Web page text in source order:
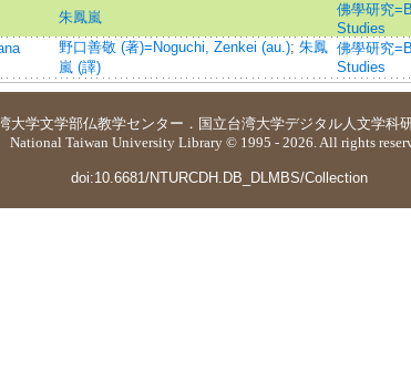
朱鳳嵐
佛學研究
Studies
野口善敬 (著)=Noguchi, Zenkei (au.); 朱鳳
嵐 (譯)
佛學研究
Studies
大学文学部仏教学センター ． 国立台湾大学デジタル人文学科
National Taiwan University Library © 1995 - 2026. All rights
doi:10.6681/NTURCDH.DB_DLMBS/Collection